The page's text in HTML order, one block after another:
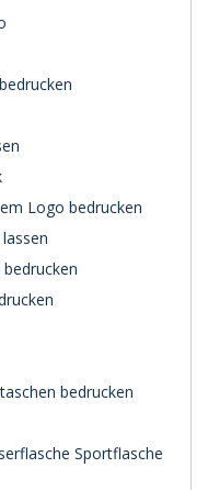
Logo bedrucken
bedrucken
Sportflasche